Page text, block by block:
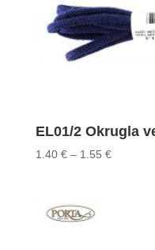
EL01/2 Okrugla
1.40 € – 1.55 €Price